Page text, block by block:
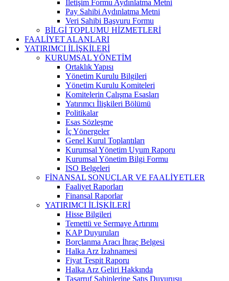
İletişim Formu Aydınlatma Metni
Pay Sahibi Aydınlatma Metni
Veri Sahibi Başvuru Formu
BİLGİ TOPLUMU HİZMETLERİ
FAALİYET ALANLARI
YATIRIMCI İLİŞKİLERİ
KURUMSAL YÖNETİM
Ortaklık Yapısı
Yönetim Kurulu Bilgileri
Yönetim Kurulu Komiteleri
Komitelerin Çalışma Esasları
Yatırımcı İlişkileri Bölümü
Politikalar
Esas Sözleşme
İç Yönergeler
Genel Kurul Toplantıları
Kurumsal Yönetim Uyum Raporu
Kurumsal Yönetim Bilgi Formu
ISO Belgeleri
FİNANSAL SONUÇLAR VE FAALİYETLER
Faaliyet Raporları
Finansal Raporlar
YATIRIMCI İLİŞKİLERİ
Hisse Bilgileri
Temettü ve Sermaye Artırımı
KAP Duyuruları
Borçlanma Aracı İhraç Belgesi
Halka Arz İzahnamesi
Fiyat Tespit Raporu
Halka Arz Geliri Hakkında
Tasarruf Sahiplerine Satış Duyurusu